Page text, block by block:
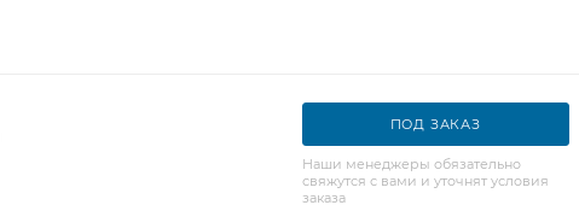
ПОД ЗАКАЗ
Наши менеджеры обязательно
свяжутся с вами и уточнят условия
заказа